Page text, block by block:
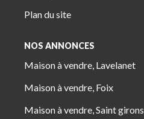
Plan du site
NOS ANNONCES
Maison à vendre, Lavelanet
Maison à vendre, Foix
Maison à vendre, Saint girons